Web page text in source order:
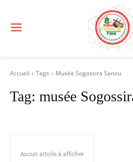
Accueil Tags Musée Sogossira Sanou
Tag: musée
Aucun article à afficher